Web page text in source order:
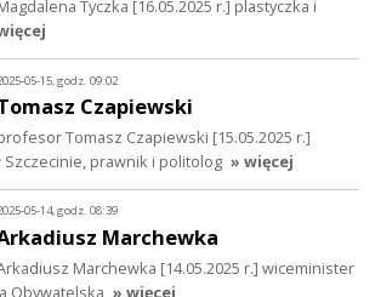
Tyczka [16.05.2025 r.] plastyczka i
05-15, godz. 09:02
Czapiewski
Tomasz Czapiewski [15.05.2025 r.]
prawnik i politolog » więcej
05-14, godz. 08:39
Marchewka
Marchewka [14.05.2025 r.] wiceminister
Obywatelska » więcej